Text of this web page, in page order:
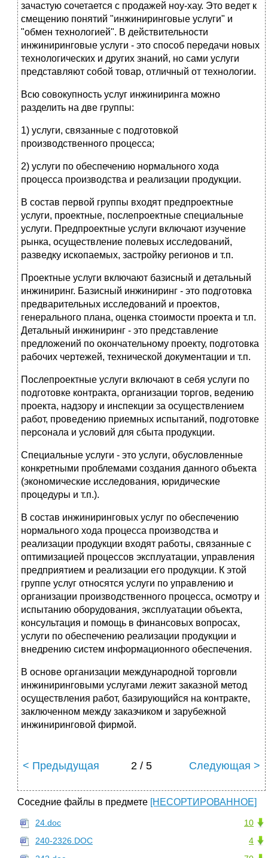
зачастую сочетается с про­дажей ноу-хау. Это ведет к
смещению понятий "инжиниринговые услуги" и
"обмен технологией". В действительности
инжиниринговые услуги - это способ передачи новых
технологических и других знаний, но сами услуги
представляют собой товар, отличный от технологии.
Всю совокупность услуг инжиниринга можно
разделить на две группы:
1) услуги, связанные с подготовкой
производственного процесса;
2) услуги по обеспечению нормального хода
процесса производства и реализации продукции.
В состав первой группы входят предпроектные
услуги, проектные, послепроектные специальные
услуги. Предпроектные услуги включают изуче­ние
рынка, осуществление полевых исследований,
разведку ископаемых, застройку регионов и т.п.
Проектные услуги включают базисный и детальный
инжиниринг. Базисный инжиниринг - это подготовка
предварительных исследований и проектов,
генерального плана, оценка стоимости проекта и т.п.
Детальный инжиниринг - это представление
предложений по окончательному проекту, подготовка
рабочих чертежей, технической документации и т.п.
Послепроектные услуги включают в себя услуги по
подготовке контракта, организации торгов, ведению
проекта, надзору и инспекции за осуществле­нием
работ, проведению приемных испытаний, подготовке
персонала и ус­ловий для сбыта продукции.
Специальные услуги - это услуги, обусловленные
конкретными пробле­мами создания данного объекта
(экономические исследования, юридичес­кие
процедуры и т.п.).
В состав инжиниринговых услуг по обеспечению
нормального хода про­цесса производства и
реализации продукции входят работы, связанные с
оптимизацией процессов эксплуатации, управления
предприятием и реализации его продукции. К этой
группе услуг относятся услуги по управлению и
организации производственного процесса, осмотру и
испытанию оборудо­вания, эксплуатации объекта,
консультация и помощь в финансовых вопро­сах,
услуги по обеспечению реализации продукции и
внедрению систем информационного обеспечения.
В основе организации международной торговли
инжиниринговыми ус­лугами лежит заказной метод
осуществления работ, базирующийся на кон­тракте,
заключенном между заказчиком и зарубежной
инжиниринговой фирмой.
< Предыдущая 2 / 5 Следующая >
Соседние файлы в предмете [НЕСОРТИРОВАННОЕ]
10
24.doc
4
240-2326.DOC